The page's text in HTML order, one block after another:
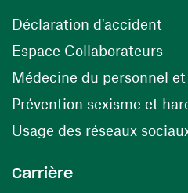
Déclaration d'accident
Espace Collaborateurs
Médecine du personnel et
Prévention sexisme et
Usage des réseaux
Carrière